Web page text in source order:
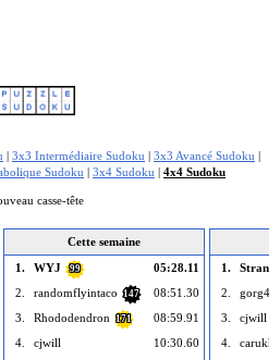
3x3 Intermédiaire Sudoku 3x3 Avancé Sudoku
Sudoku 3x4 Sudoku 4x4 Sudoku
casse-tête
Cette semaine
1.
WYJ 99
05:28.11
2.
randomflyintaco 147
08:51.30
3.
Rhododendron 171
08:59.91
4.
cjwill
10:30.60
1.
2.
gorg46
3.
cjwill
4.
carukh